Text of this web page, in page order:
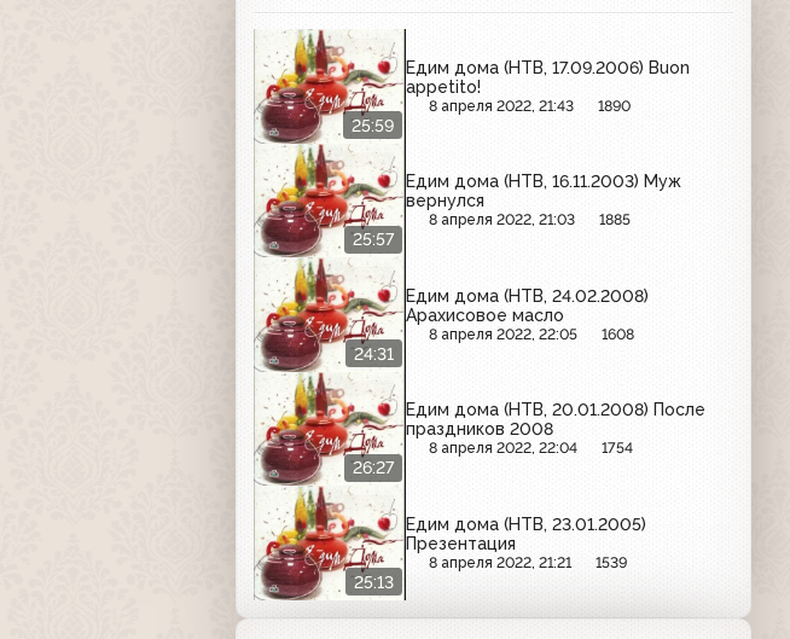
25:59
Едим дома (НТВ, 17.09.2006) Buon
appetito!
8 апреля 2022, 21:43 1890
25:57
Едим дома (НТВ, 16.11.2003) Муж
вернулся
8 апреля 2022, 21:03 1885
24:31
Едим дома (НТВ, 24.02.2008)
Арахисовое масло
8 апреля 2022, 22:05 1608
26:27
Едим дома (НТВ, 20.01.2008) После
праздников 2008
8 апреля 2022, 22:04 1754
25:13
Едим дома (НТВ, 23.01.2005)
Презентация
8 апреля 2022, 21:21 1539